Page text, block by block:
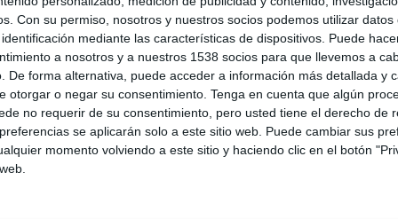
Con su permiso, nosotros y nuestros socios podemos utilizar datos
mediante las características de dispositivos. Puede
a nosotros y a nuestros 1538 socios para que llevemos a
De forma alternativa, puede acceder a información más detallada y
otorgar o negar su consentimiento. Tenga en cuenta que algún
no requerir de su consentimiento, pero usted tiene el derecho de
se aplicarán solo a este sitio web. Puede cambiar sus
momento volviendo a este sitio y haciendo clic en el botón
tus preferencias cuando deslizas, en amigos mutuos
elegir dependiendo de la música. Tras el
difundir su himno musical en su perfil de Tinder, así
de Spotify y deslizar a un lado u otro según los
podrán escuchar previews de las canciones que sus
además ambos tienen cuenta en Spotify, a partir
que tienen en común. Con esta nueva
artistas y preferencias musicales favoritas,
propio para compartirlo y que las otras personas